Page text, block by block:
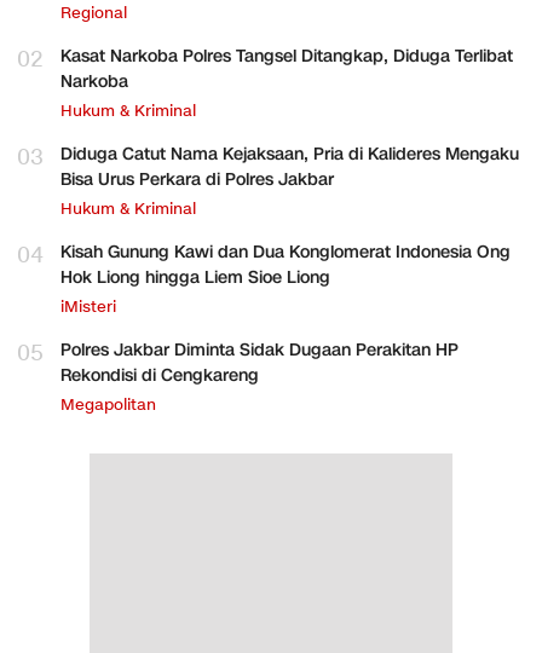
Regional
02
Kasat Narkoba Polres Tangsel Ditangkap, Diduga Terlibat
Narkoba
Hukum & Kriminal
03
Diduga Catut Nama Kejaksaan, Pria di Kalideres Mengaku
Bisa Urus Perkara di Polres Jakbar
Hukum & Kriminal
04
Kisah Gunung Kawi dan Dua Konglomerat Indonesia Ong
Hok Liong hingga Liem Sioe Liong
iMisteri
05
Polres Jakbar Diminta Sidak Dugaan Perakitan HP
Rekondisi di Cengkareng
Megapolitan